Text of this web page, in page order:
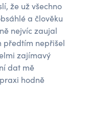
že už všechno
a člověku
nejvíc zaujal
předtím nepřišel
zajímavý
dat mě
hodně